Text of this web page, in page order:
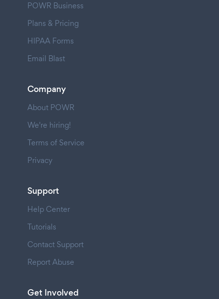
POWR Business
Plans & Pricing
HIPAA Forms
Email Blast
Company
About POWR
We're hiring!
Terms of Service
Privacy
Support
Help Center
Tutorials
Contact Support
Report Abuse
Get Involved